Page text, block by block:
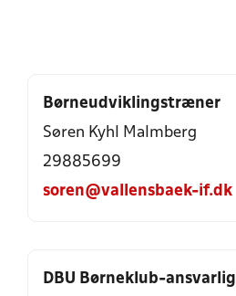
Børneudviklingstræner
Søren Kyhl Malmberg
29885699
soren@vallensbaek-if.dk
DBU Børneklub-ansvarlig